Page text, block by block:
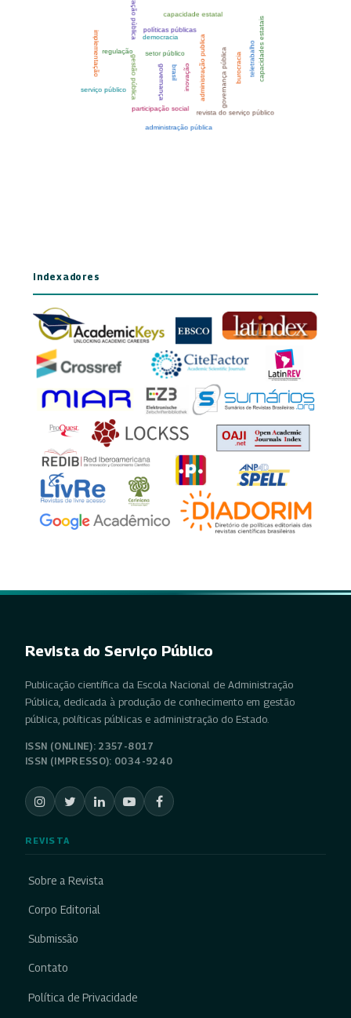
Indexadores
Revista do Serviço Público
Publicação científica da Escola Nacional de Administração
Pública, dedicada à produção de conhecimento em gestão
pública, políticas públicas e administração do Estado.
ISSN (ONLINE): 2357-8017
ISSN (IMPRESSO): 0034-9240
REVISTA
Sobre a Revista
Corpo Editorial
Submissão
Contato
Política de Privacidade